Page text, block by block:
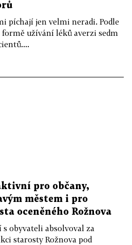
píchají jen velmi neradi. Podle
užívání léků averzi sedm
pro občany,
městem i pro
oceněného Rožnova
obyvateli absolvoval za
starosty Rožnova pod